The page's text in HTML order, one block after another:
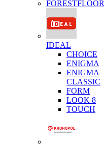
FORESTFLOOR
IDEAL
CHOICE
ENIGMA
ENIGMA
CLASSIC
FORM
LOOK 8
TOUCH